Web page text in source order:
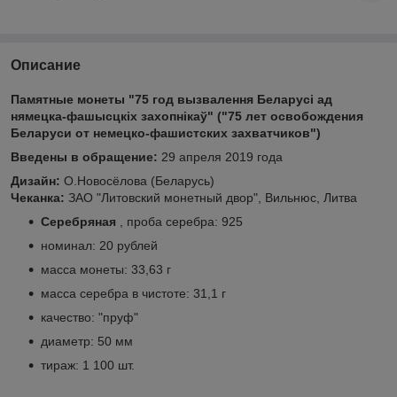
Описание
Памятные монеты "75 год вызвалення Беларусi ад
нямецка-фашысцкiх захопнiкаў" ("75 лет освобождения
Беларуси от немецко-фашистских захватчиков")
Введены в обращение: 29 апреля 2019 года
Дизайн: О.Новосёлова (Беларусь)
Чеканка: ЗАО "Литовский монетный двор", Вильнюс, Литва
Серебряная , проба серебра: 925
номинал: 20 рублей
масса монеты: 33,63 г
масса серебра в чистоте: 31,1 г
качество: "пруф"
диаметр: 50 мм
тираж: 1 100 шт.